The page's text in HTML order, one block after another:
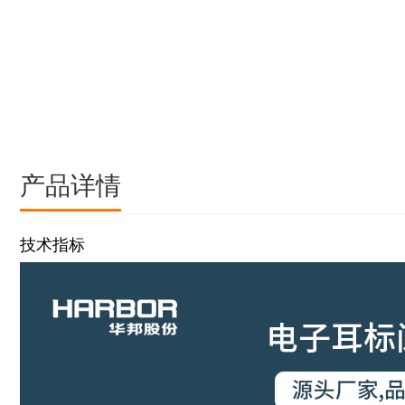
产品详情
技术指标